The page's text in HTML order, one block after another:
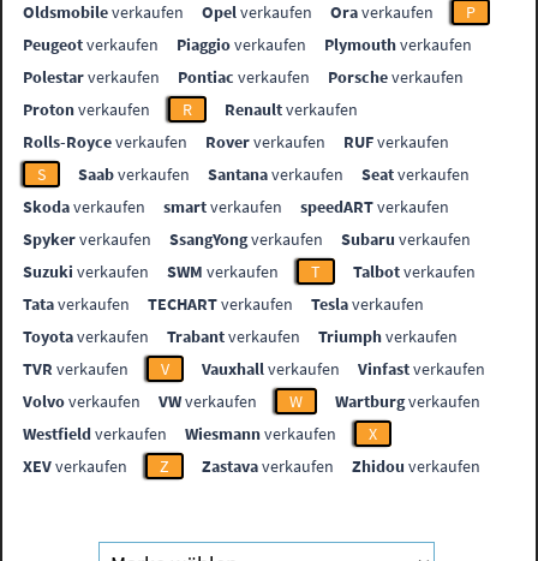
Oldsmobileverkaufen Opelverkaufen Oraverkaufen
P
Peugeotverkaufen Piaggioverkaufen Plymouthverkaufen
Polestarverkaufen Pontiac verkaufen Porscheverkaufen
Protonverkaufen R Renaultverkaufen
Rolls-Royceverkaufen Roververkaufen RUFverkaufen
S
Saabverkaufen Santanaverkaufen Seatverkaufen
Skodaverkaufen smartverkaufen speedARTverkaufen
Spykerverkaufen SsangYongverkaufen Subaru verkaufen
Suzuki verkaufen SWM verkaufen T Talbotverkaufen
Tataverkaufen TECHARTverkaufen Teslaverkaufen
Toyotaverkaufen Trabantverkaufen Triumphverkaufen
TVR verkaufen V Vauxhallverkaufen Vinfastverkaufen
Volvoverkaufen VWverkaufen W Wartburgverkaufen
Westfieldverkaufen Wiesmannverkaufen
X
XEVverkaufen Z Zastavaverkaufen Zhidou verkaufen